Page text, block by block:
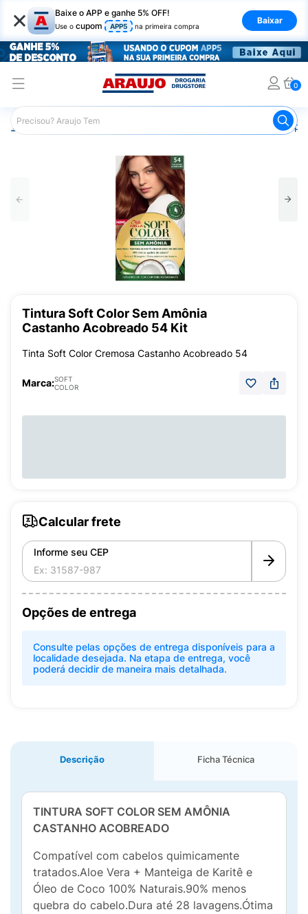
× Baixe o APP e ganhe 5% OFF!
Use o cupom APP5 na primeira compra
Baixar
0
Araujo Cabelo Coloração
Tintura Soft Color Sem Amônia
Castanho Acobreado 54 Kit
Tinta Soft Color Cremosa Castanho Acobreado 54
Marca:SOFT
COLOR
Calcular frete
Informe seu CEP
Opções de entrega
Consulte pelas opções de entrega disponíveis para a
localidade desejada. Na etapa de entrega, você
poderá decidir de maneira mais detalhada.
Descrição Ficha Técnica
TINTURA SOFT COLOR SEM AMÔNIA
CASTANHO ACOBREADO
Compatível com cabelos quimicamente
tratados.Aloe Vera + Manteiga de Karitê e
Óleo de Coco 100% Naturais.90% menos
quebra do cabelo.Dura até 28 lavagens.Ótima